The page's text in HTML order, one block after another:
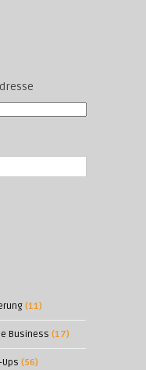
(11)
Business (17)
(56)